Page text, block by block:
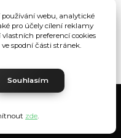
rychle.cz
webu, analytické
pro účely cílení reklamy
preferencí cookies
spodní části stránek.
Souhlasím
zde.